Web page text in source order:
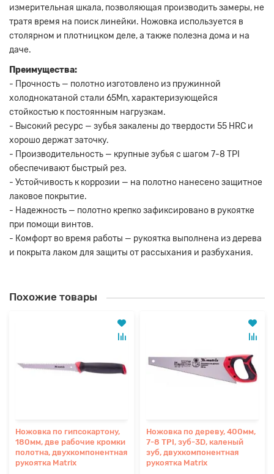
измерительная шкала, позволяющая производить замеры, не
тратя время на поиск линейки. Ножовка используется в
столярном и плотницком деле, а также полезна дома и на
даче.
Преимущества:
- Прочность — полотно изготовлено из пружинной
холоднокатаной стали 65Mn, характеризующейся
стойкостью к постоянным нагрузкам.
- Высокий ресурс — зубья закалены до твердости 55 HRC и
хорошо держат заточку.
- Производительность — крупные зубья с шагом 7-8 TPI
обеспечивают быстрый рез.
- Устойчивость к коррозии — на полотно нанесено защитное
лаковое покрытие.
- Надежность — полотно крепко зафиксировано в рукоятке
при помощи винтов.
- Комфорт во время работы — рукоятка выполнена из дерева
и покрыта лаком для защиты от рассыхания и разбухания.
Похожие товары
Ножовка по гипсокартону,
180мм, две рабочие кромки
полотна, двухкомпонентная
рукоятка Matrix
Ножовка по дереву, 400мм,
7-8 TPI, зуб-3D, каленый
зуб, двухкомпонентная
рукоятка Matrix